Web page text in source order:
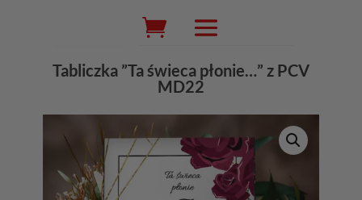
Wyszukiwarka
produktów
Tabliczka ”Ta świeca płonie…” z PCV
MD22